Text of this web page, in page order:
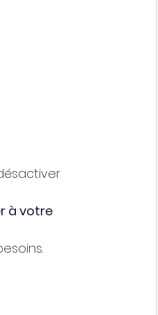
à votre